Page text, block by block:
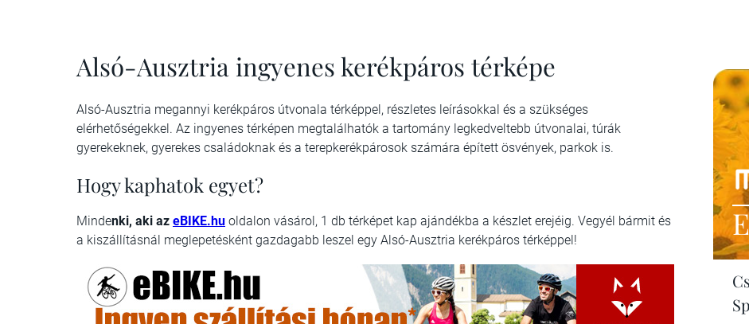
Alsó-Ausztria ingyenes kerékpáros térképe
Alsó-Ausztria megannyi kerékpáros útvonala térképpel, részletes leírásokkal és a szükséges
elérhetőségekkel. Az ingyenes térképen megtalálhatók a tartomány legkedveltebb útvonalai, túrák
gyerekeknek, gyerekes családoknak és a terepkerékpárosok számára épített ösvények, parkok is.
Hogy kaphatok egyet?
Mindenki, aki az eBIKE.hu oldalon vásárol, 1 db térképet kap ajándékba a készlet erejéig. Vegyél bármit és
a kiszállításnál meglepetésként gazdagabb leszel egy Alsó-Ausztria kerékpáros térképpel!